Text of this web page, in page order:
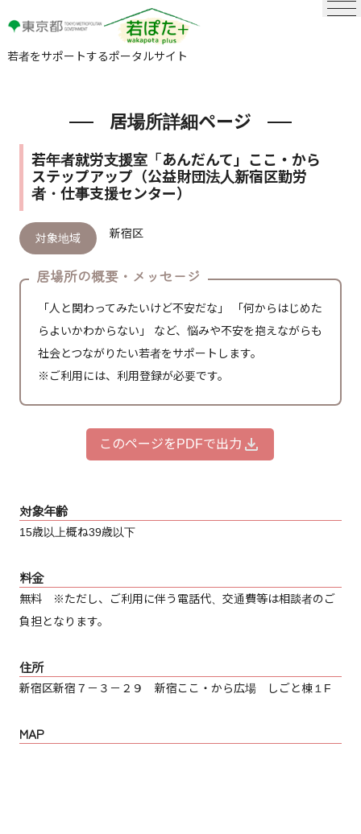
若者をサポートするポータルサイト
居場所詳細ページ
若年者就労支援室「あんだんて」ここ・から
ステップアップ（公益財団法人新宿区勤労
者・仕事支援センター）
対象地域 新宿区
居場所の概要・メッセージ
「人と関わってみたいけど不安だな」 「何からはじめた
らよいかわからない」 など、悩みや不安を抱えながらも
社会とつながりたい若者をサポートします。
※ご利用には、利用登録が必要です。
このページをPDFで出力
対象年齢
15歳以上概ね39歳以下
料金
無料 ※ただし、ご利用に伴う電話代、交通費等は相談者のご
負担となります。
住所
新宿区新宿７－３－２９ 新宿ここ・から広場 しごと棟１F
MAP